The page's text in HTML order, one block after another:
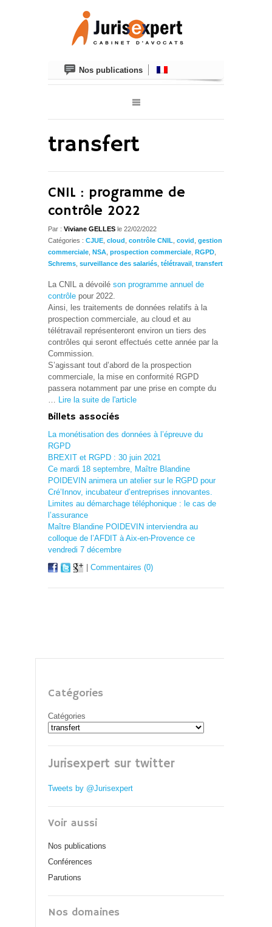
Nos publications
transfert
CNIL : programme de
contrôle 2022
Par : Viviane GELLES le 22/02/2022
Catégories : CJUE cloud contrôle CNIL covid gestion
commerciale NSA prospection commerciale RGPD
Schrems surveillance des salariés télétravail transfert
La CNIL a dévoilé son programme annuel de
contrôle pour 2022.
Ainsi, les traitements de données relatifs à la
prospection commerciale, au cloud et au
télétravail représenteront environ un tiers des
contrôles qui seront effectués cette année par la
Commission.
S’agissant tout d’abord de la prospection
commerciale, la mise en conformité RGPD
passera notamment par une prise en compte du
… Lire la suite de l'article
Billets associés
La monétisation des données à l’épreuve du
RGPD
BREXIT et RGPD : 30 juin 2021
Ce mardi 18 septembre, Maître Blandine
POIDEVIN animera un atelier sur le RGPD pour
Cré’Innov, incubateur d’entreprises innovantes.
Limites au démarchage téléphonique : le cas de
l’assurance
Maître Blandine POIDEVIN interviendra au
colloque de l’AFDIT à Aix-en-Provence ce
vendredi 7 décembre
Commentaires (0)
Catégories
Catégories
Jurisexpert sur twitter
Tweets by @Jurisexpert
Voir aussi
Nos publications
Conférences
Parutions
Nos domaines